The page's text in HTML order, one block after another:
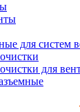
для систем
для